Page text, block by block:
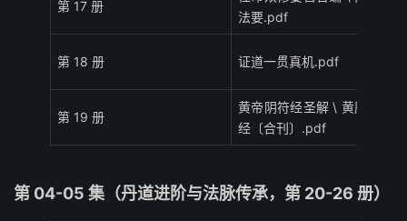
第 17 册
法要.pdf
第 18 册 证道一贯真机.pdf
第 19 册
黄帝阴符经圣解 \ 黄庭外景玉
经〔合刊〕.pdf
第 04-05 集（丹道进阶与法脉传承，第 20-26 册）